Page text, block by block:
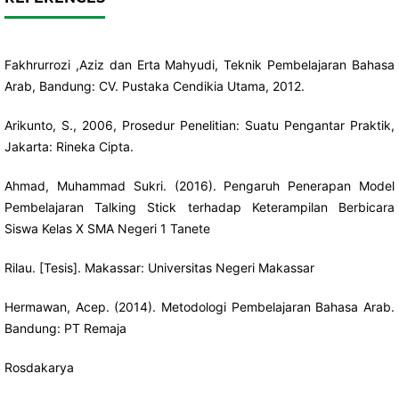
Fakhrurrozi ,Aziz dan Erta Mahyudi, Teknik Pembelajaran Bahasa
Arab, Bandung: CV. Pustaka Cendikia Utama, 2012.
Arikunto, S., 2006, Prosedur Penelitian: Suatu Pengantar Praktik,
Jakarta: Rineka Cipta.
Ahmad, Muhammad Sukri. (2016). Pengaruh Penerapan Model
Pembelajaran Talking Stick terhadap Keterampilan Berbicara
Siswa Kelas X SMA Negeri 1 Tanete
Rilau. [Tesis]. Makassar: Universitas Negeri Makassar
Hermawan, Acep. (2014). Metodologi Pembelajaran Bahasa Arab.
Bandung: PT Remaja
Rosdakarya